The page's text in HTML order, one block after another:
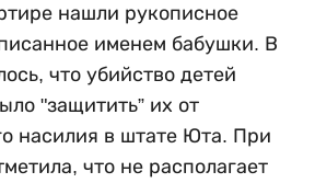
нашли рукописное
именем бабушки. В
что убийство детей
"защитить” их от
насилия в штате Юта. При
что не располагает